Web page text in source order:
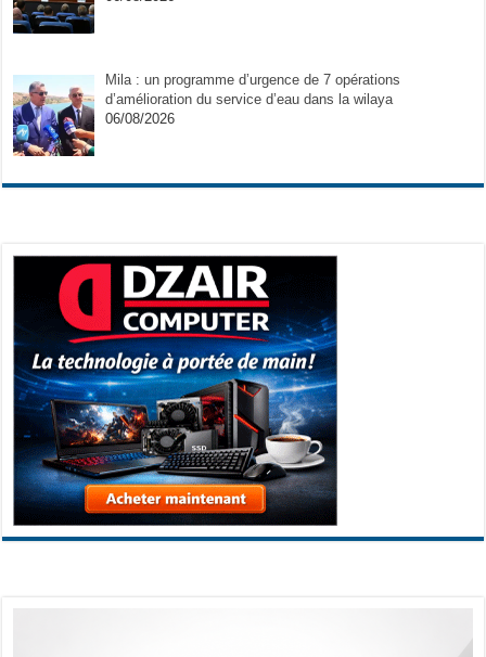
Mila : un programme d’urgence de 7 opérations
d’amélioration du service d’eau dans la wilaya
06/08/2026